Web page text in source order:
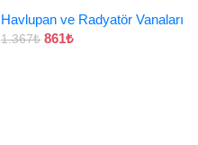
Havlupan ve Radyatör Vanaları
1.367₺ 861₺